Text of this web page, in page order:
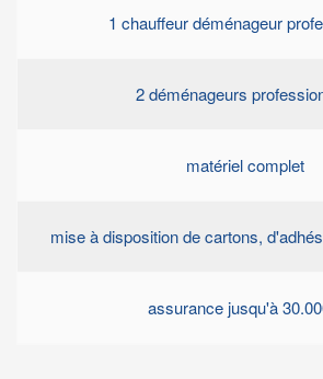
1 chauffeur déménageur
2 déménageurs
matériel complet
mise à disposition de cartons,
assurance jusqu'à